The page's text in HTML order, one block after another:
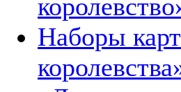
Наборы